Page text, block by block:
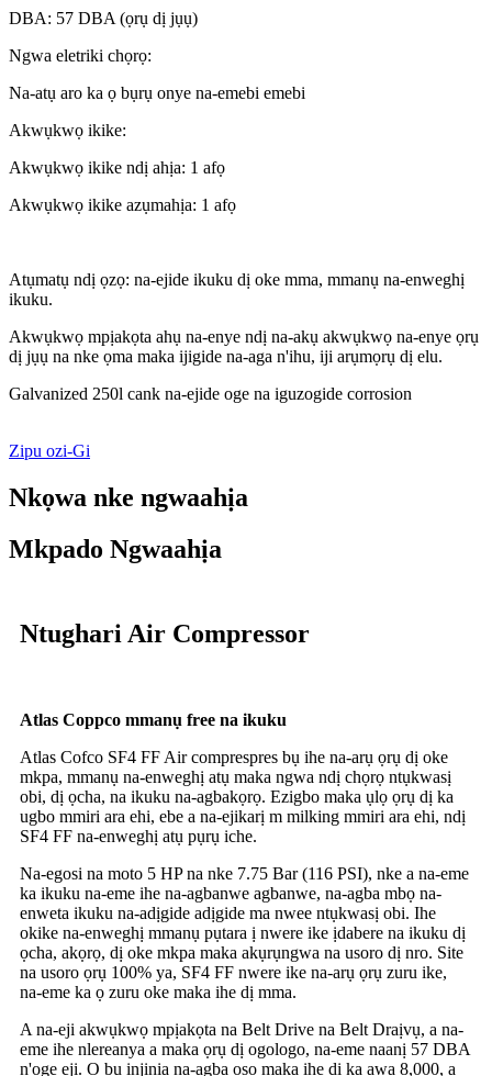
DBA: 57 DBA (ọrụ dị jụụ)
Ngwa eletriki chọrọ:
Na-atụ aro ka ọ bụrụ onye na-emebi emebi
Akwụkwọ ikike:
Akwụkwọ ikike ndị ahịa: 1 afọ
Akwụkwọ ikike azụmahịa: 1 afọ
Atụmatụ ndị ọzọ: na-ejide ikuku dị oke mma, mmanụ na-enweghị
ikuku.
Akwụkwọ mpịakọta ahụ na-enye ndị na-akụ akwụkwọ na-enye ọrụ
dị jụụ na nke ọma maka ijigide na-aga n'ihu, iji arụmọrụ dị elu.
Galvanized 250l cank na-ejide oge na iguzogide corrosion
Zipu ozi-Gi
Nkọwa nke ngwaahịa
Mkpado Ngwaahịa
Ntughari Air Compressor
Atlas Coppco mmanụ free na ikuku
Atlas Cofco SF4 FF Air comprespres bụ ihe na-arụ ọrụ dị oke
mkpa, mmanụ na-enweghị atụ maka ngwa ndị chọrọ ntụkwasị
obi, dị ọcha, na ikuku na-agbakọrọ. Ezigbo maka ụlọ ọrụ dị ka
ugbo mmiri ara ehi, ebe a na-ejikarị m milking mmiri ara ehi, ndị
SF4 FF na-enweghị atụ pụrụ iche.
Na-egosi na moto 5 HP na nke 7.75 Bar (116 PSI), nke a na-eme
ka ikuku na-eme ihe na-agbanwe agbanwe, na-agba mbọ na-
enweta ikuku na-adịgide adịgide ma nwee ntụkwasị obi. Ihe
okike na-enweghị mmanụ pụtara ị nwere ike ịdabere na ikuku dị
ọcha, akọrọ, dị oke mkpa maka akụrụngwa na usoro dị nro. Site
na usoro ọrụ 100% ya, SF4 FF nwere ike na-arụ ọrụ zuru ike,
na-eme ka ọ zuru oke maka ihe dị mma.
A na-eji akwụkwọ mpịakọta na Belt Drive na Belt Draịvụ, a na-
eme ihe nlereanya a maka ọrụ dị ogologo, na-eme naanị 57 DBA
n'oge eji. Ọ bụ injinia na-agba ọsọ maka ihe dị ka awa 8,000, a